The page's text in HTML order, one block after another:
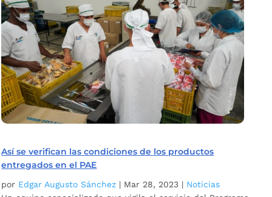
Así se verifican las condiciones de los productos
entregados en el PAE
por Edgar Augusto Sánchez | Mar 28, 2023 | Noticias